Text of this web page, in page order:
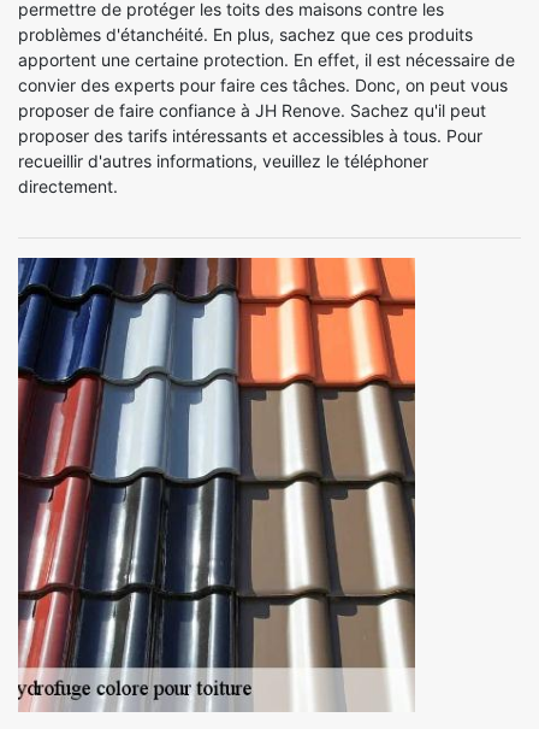
permettre de protéger les toits des maisons contre les
problèmes d'étanchéité. En plus, sachez que ces produits
apportent une certaine protection. En effet, il est nécessaire de
convier des experts pour faire ces tâches. Donc, on peut vous
proposer de faire confiance à JH Renove. Sachez qu'il peut
proposer des tarifs intéressants et accessibles à tous. Pour
recueillir d'autres informations, veuillez le téléphoner
directement.